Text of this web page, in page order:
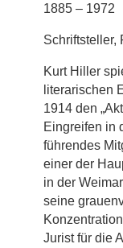
1885 – 1972
Schriftsteller,
Kurt Hiller
literarischen
1914 den
Eingreifen in
führendes
einer der
in der
seine
Jurist für die